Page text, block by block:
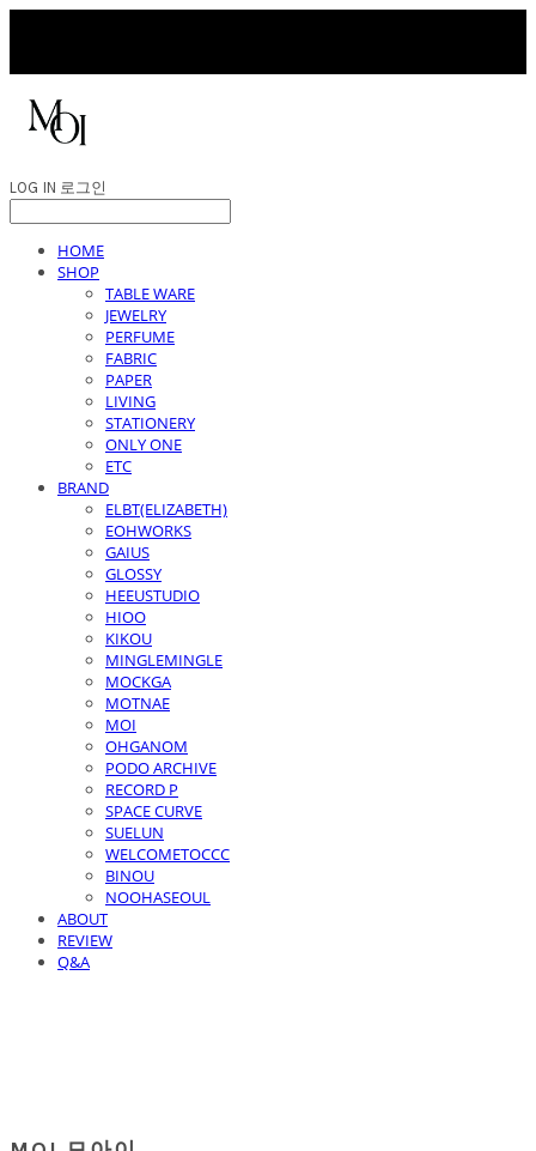
LOG IN 로그인
HOME
SHOP
TABLE WARE
JEWELRY
PERFUME
FABRIC
PAPER
LIVING
STATIONERY
ONLY ONE
ETC
BRAND
ELBT(ELIZABETH)
EOHWORKS
GAIUS
GLOSSY
HEEUSTUDIO
HIOO
KIKOU
MINGLEMINGLE
MOCKGA
MOTNAE
MOI
OHGANOM
PODO ARCHIVE
RECORD P
SPACE CURVE
SUELUN
WELCOMETOCCC
BINOU
NOOHASEOUL
ABOUT
REVIEW
Q&A